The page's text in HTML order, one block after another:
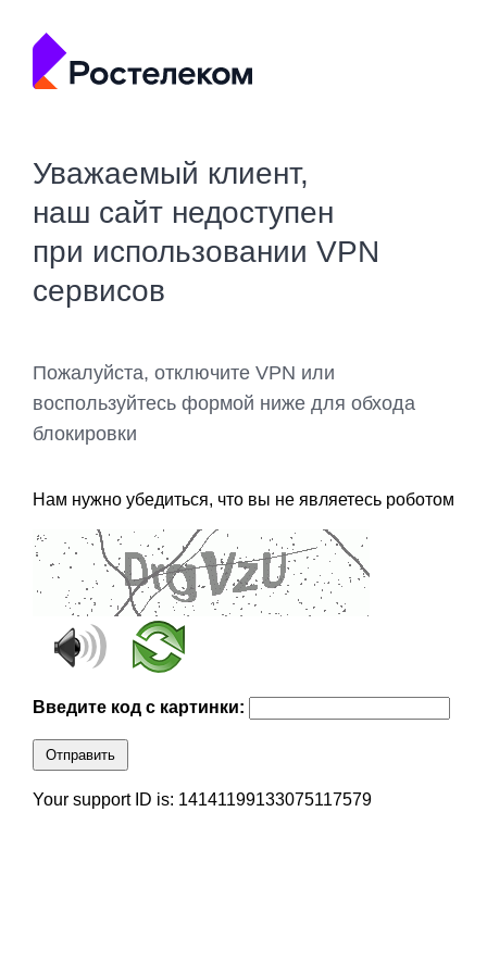
Уважаемый клиент,
наш сайт недоступен
при использовании VPN
сервисов
Пожалуйста, отключите VPN или
воспользуйтесь формой ниже для обхода
блокировки
Нам нужно убедиться, что вы не являетесь роботом
Введите код с картинки:
Отправить
Your support ID is: 14141199133075117579